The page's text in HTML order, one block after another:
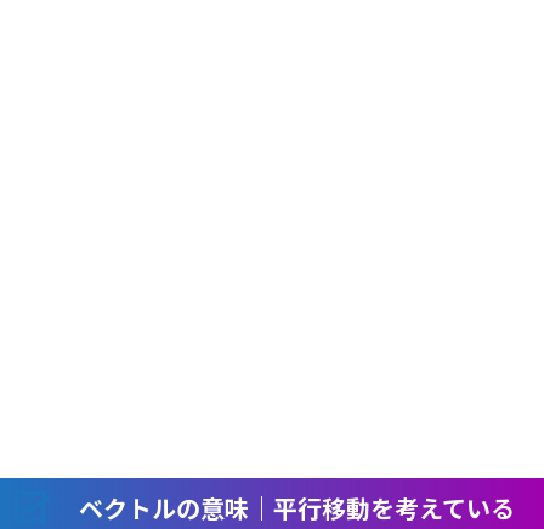
ベクトルの意味｜平行移動を考えている